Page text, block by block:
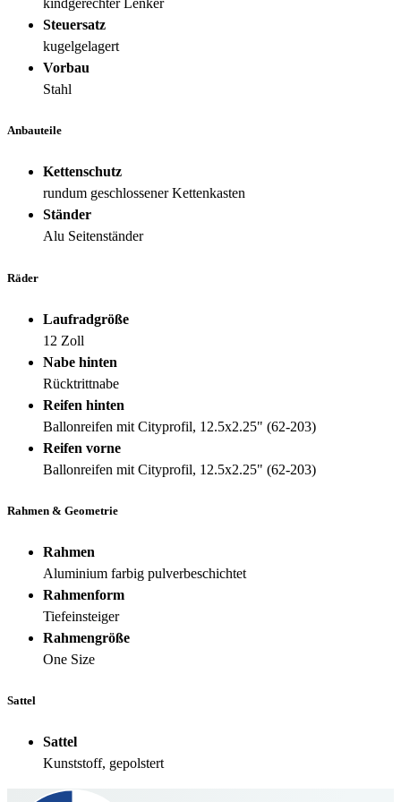
kindgerechter Lenker
Steuersatz
kugelgelagert
Vorbau
Stahl
Anbauteile
Kettenschutz
rundum geschlossener Kettenkasten
Ständer
Alu Seitenständer
Räder
Laufradgröße
12 Zoll
Nabe hinten
Rücktrittnabe
Reifen hinten
Ballonreifen mit Cityprofil, 12.5x2.25" (62-203)
Reifen vorne
Ballonreifen mit Cityprofil, 12.5x2.25" (62-203)
Rahmen & Geometrie
Rahmen
Aluminium farbig pulverbeschichtet
Rahmenform
Tiefeinsteiger
Rahmengröße
One Size
Sattel
Sattel
Kunststoff, gepolstert